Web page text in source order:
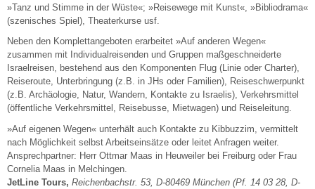
»Tanz und Stimme in der Wüste«; »Reisewege mit Kunst«, »Bibliodrama«
(szenisches Spiel), Theaterkurse usf.
Neben den Komplettangeboten erarbeitet »Auf anderen Wegen«
zusammen mit Individualreisenden und Gruppen maßgeschneiderte
Israelreisen, bestehend aus den Komponenten Flug (Linie oder Charter),
Reiseroute, Unterbringung (z.B. in JHs oder Familien), Reiseschwerpunkt
(z.B. Archäologie, Natur, Wandern, Kontakte zu Israelis), Verkehrsmittel
(öffentliche Verkehrsmittel, Reisebusse, Mietwagen) und Reiseleitung.
»Auf eigenen Wegen« unterhält auch Kontakte zu Kibbuzzim, vermittelt
nach Möglichkeit selbst Arbeitseinsätze oder leitet Anfragen weiter.
Ansprechpartner: Herr Ottmar Maas in Heuweiler bei Freiburg oder Frau
Cornelia Maas in Melchingen.
JetLine Tours, Reichenbachstr. 53, D-80469 München (Pf. 14 03 28, D-